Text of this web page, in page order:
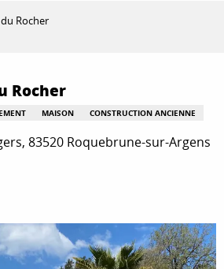
Rocher
Rocher
MAISON CONSTRUCTION ANCIENNE
83520 Roquebrune-sur-Argens
favoris